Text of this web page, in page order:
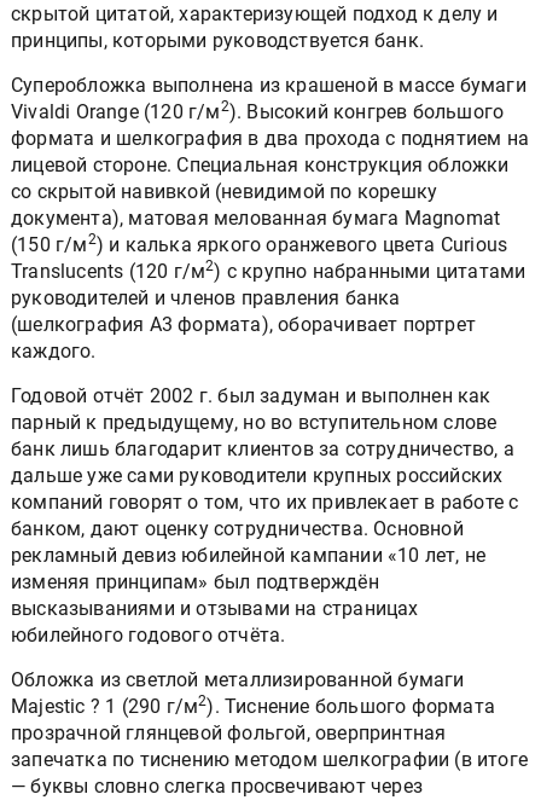
скрытой цитатой, характеризующей подход к делу и
принципы, которыми руководствуется банк.
Суперобложка выполнена из крашеной в массе бумаги
Vivaldi Orange (120 г/м2). Высокий конгрев большого
формата и шелкография в два прохода с поднятием на
лицевой стороне. Специальная конструкция обложки
со скрытой навивкой (невидимой по корешку
документа), матовая мелованная бумага Magnomat
(150 г/м2) и калька яркого оранжевого цвета Curious
Translucents (120 г/м2) с крупно набранными цитатами
руководителей и членов правления банка
(шелкография А3 формата), оборачивает портрет
каждого.
Годовой отчёт 2002 г. был задуман и выполнен как
парный к предыдущему, но во вступительном слове
банк лишь благодарит клиентов за сотрудничество, а
дальше уже сами руководители крупных российских
компаний говорят о том, что их привлекает в работе с
банком, дают оценку сотрудничества. Основной
рекламный девиз юбилейной кампании «10 лет, не
изменяя принципам» был подтверждён
высказываниями и отзывами на страницах
юбилейного годового отчёта.
Обложка из светлой металлизированной бумаги
Majestic ? 1 (290 г/м2). Тиснение большого формата
прозрачной глянцевой фольгой, оверпринтная
запечатка по тиснению методом шелкографии (в итоге
— буквы словно слегка просвечивают через